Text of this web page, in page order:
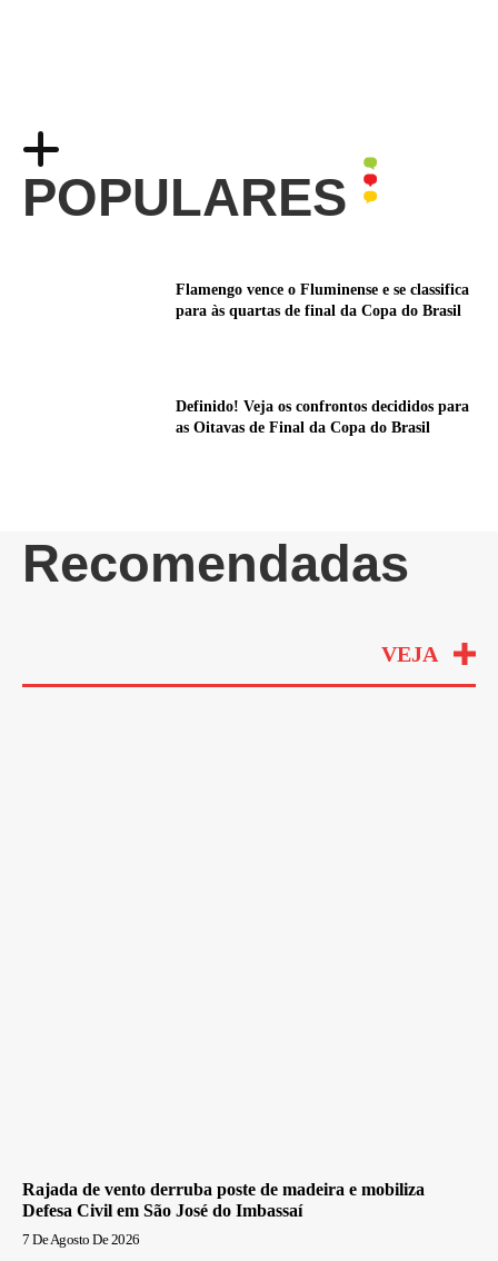
POPULARES
Flamengo vence o Fluminense e se classifica
para às quartas de final da Copa do Brasil
Definido! Veja os confrontos decididos para
as Oitavas de Final da Copa do Brasil
Recomendadas
VEJA
Rajada de vento derruba poste de madeira e mobiliza
Defesa Civil em São José do Imbassaí
7 De Agosto De 2026